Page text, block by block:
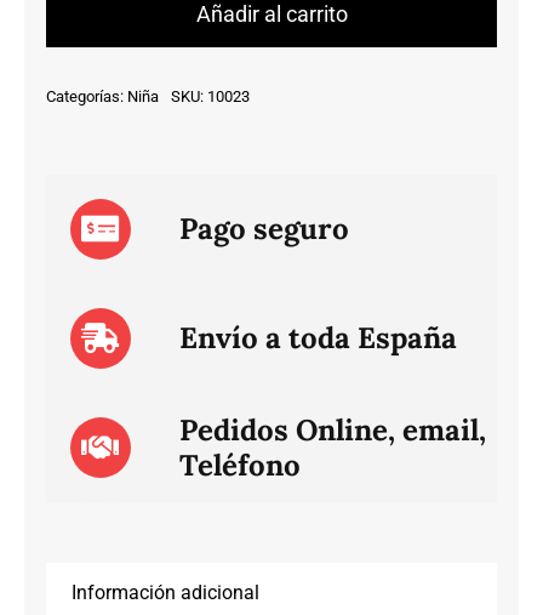
cantidad
Añadir al carrito
Categorías: Niña SKU: 10023
Pago seguro
Envío a toda España
Pedidos Online, email,
Teléfono
Información adicional